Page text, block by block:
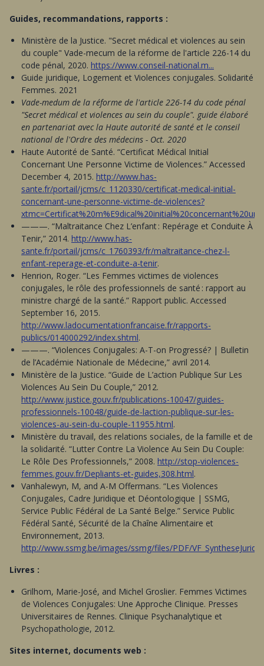
Guides, recommandations, rapports :
Ministère de la Justice. "Secret médical et violences au sein
du couple" Vade-mecum de la réforme de l'article 226-14 du
code pénal, 2020. https://www.conseil-national.m...
Guide juridique, Logement et Violences conjugales. Solidarité
Femmes. 2021
Vade-medum de la réforme de l'article 226-14 du code pénal
"Secret médical et violences au sein du couple". guide élaboré
en partenariat avec la Haute autorité de santé et le conseil
national de l'Ordre des médecins - Oct. 2020
Haute Autorité de Santé. “Certificat Médical Initial
Concernant Une Personne Victime de Violences.” Accessed
December 4, 2015. http://www.has-
sante.fr/portail/jcms/c_1120330/certificat-medical-initial-
concernant-une-personne-victime-de-violences?
———. “Maltraitance Chez L’enfant : Repérage et Conduite À
Tenir,” 2014. http://www.has-
sante.fr/portail/jcms/c_1760393/fr/maltraitance-chez-l-
enfant-reperage-et-conduite-a-tenir.
Henrion, Roger. “Les Femmes victimes de violences
conjugales, le rôle des professionnels de santé : rapport au
ministre chargé de la santé.” Rapport public. Accessed
September 16, 2015.
http://www.ladocumentationfrancaise.fr/rapports-
publics/014000292/index.shtml.
———. “Violences Conjugales: A-T-on Progressé? | Bulletin
de l’Académie Nationale de Médecine,” avril 2014.
Ministère de la Justice. “Guide de L’action Publique Sur Les
Violences Au Sein Du Couple,” 2012.
http://www.justice.gouv.fr/publications-10047/guides-
professionnels-10048/guide-de-laction-publique-sur-les-
violences-au-sein-du-couple-11955.html.
Ministère du travail, des relations sociales, de la famille et de
la solidarité. “Lutter Contre La Violence Au Sein Du Couple:
Le Rôle Des Professionnels,” 2008. http://stop-violences-
femmes.gouv.fr/Depliants-et-guides,308.html.
Vanhalewyn, M, and A-M Offermans. “Les Violences
Conjugales, Cadre Juridique et Déontologique | SSMG,
Service Public Fédéral de La Santé Belge.” Service Public
Fédéral Santé, Sécurité de la Chaîne Alimentaire et
Environnement, 2013.
http://www.ssmg.be/images/ssmg/files/PDF/
Livres :
Grilhom, Marie-José, and Michel Groslier. Femmes Victimes
de Violences Conjugales: Une Approche Clinique. Presses
Universitaires de Rennes. Clinique Psychanalytique et
Psychopathologie, 2012.
Sites internet, documents web :